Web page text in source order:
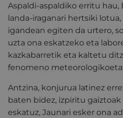
Aspaldi-aspaldiko erritu hau,
landa-iraganari hertsiki
igandean egiten da urtero,
uzta ona eskatzeko eta
kazkabarretik eta kaltetu
fenomeno
Antzina, konjurua latinez
baten bidez, izpiritu
eskatuz, Jaunari esker ona